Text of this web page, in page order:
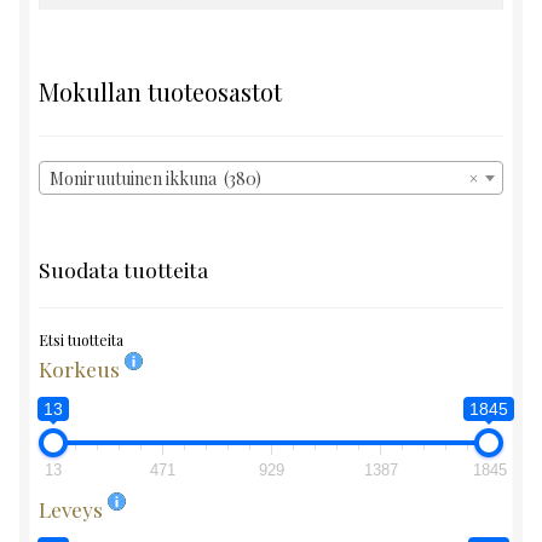
Mokullan tuoteosastot
×
Moniruutuinen ikkuna (380)
Suodata tuotteita
Etsi tuotteita
Korkeus
13 1845
13 471 929 1387 1845
Leveys